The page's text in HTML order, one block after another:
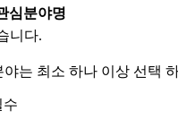
심분야명
니다.
는 최소 하나 이상 선택